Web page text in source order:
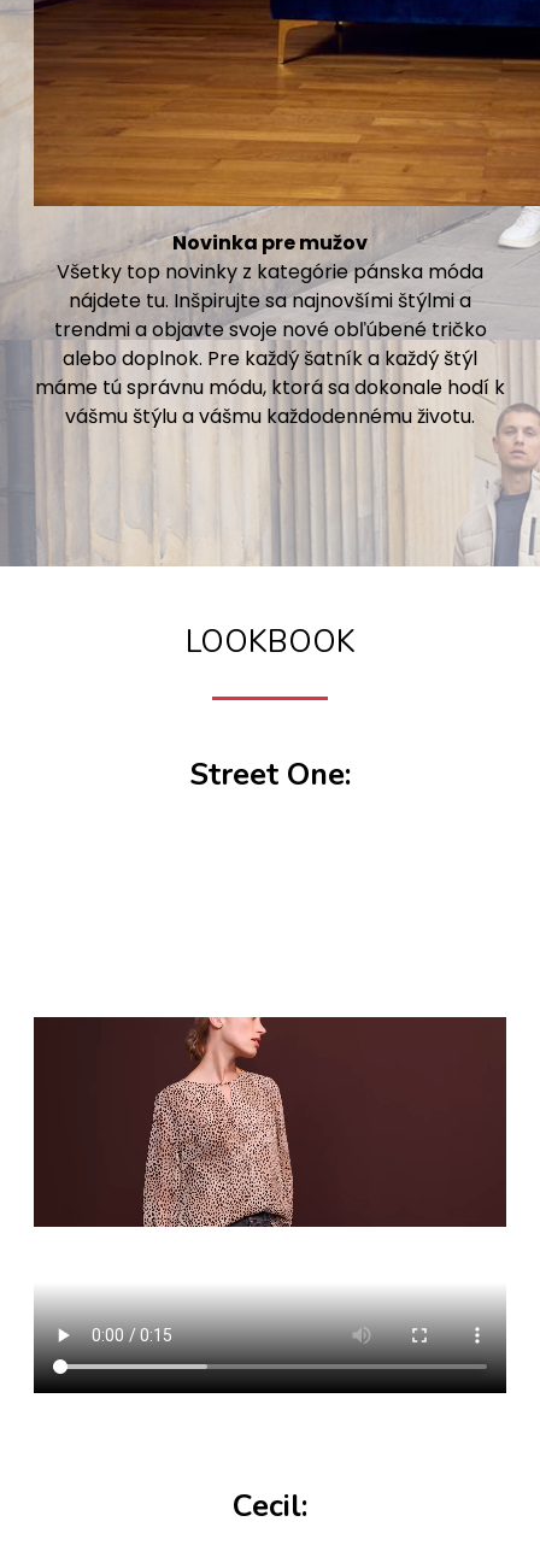
Novinka pre mužov
Všetky top novinky z kategórie pánska móda
nájdete tu. Inšpirujte sa najnovšími štýlmi a
trendmi a objavte svoje nové obľúbené tričko
alebo doplnok. Pre každý šatník a každý štýl
máme tú správnu módu, ktorá sa dokonale hodí k
vášmu štýlu a vášmu každodennému životu.
LOOKBOOK
Street One:
Cecil: